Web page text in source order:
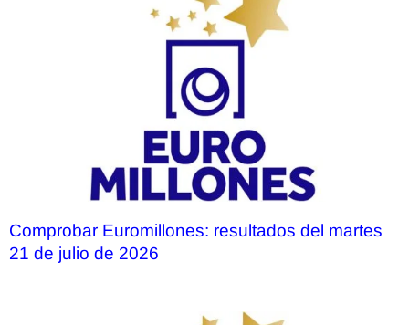
Comprobar Euromillones: resultados del martes
21 de julio de 2026